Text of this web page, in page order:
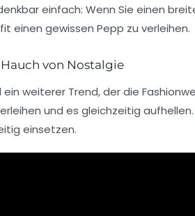
einfach: Wenn Sie einen
einen gewissen Pepp zu verleihen.
von Nostalgie
ein weiterer Trend, der die
und es gleichzeitig
einsetzen.